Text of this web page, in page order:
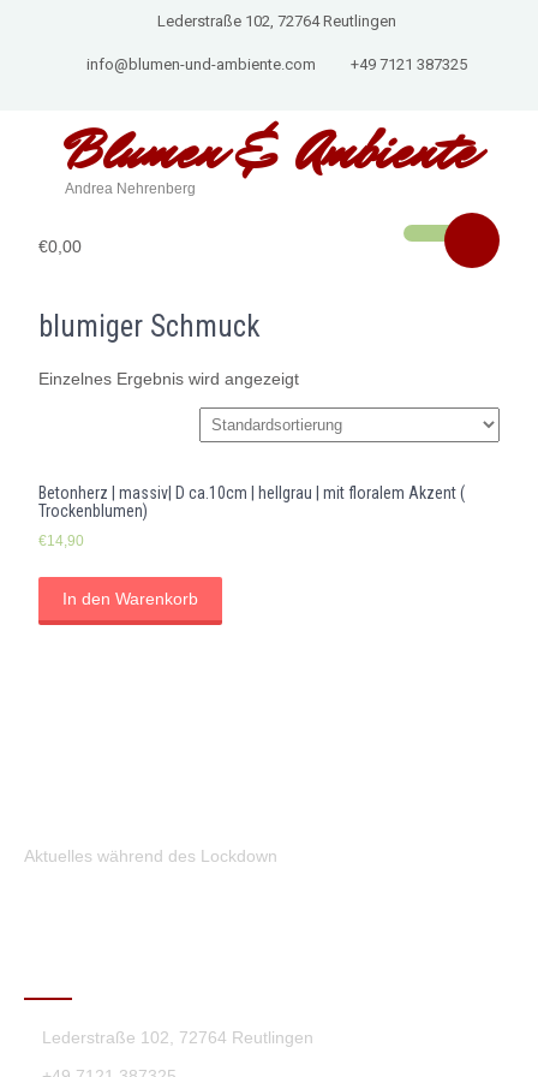
Lederstraße 102, 72764 Reutlingen
info@blumen-und-ambiente.com +49 7121 387325
Blumen & Ambiente
Andrea Nehrenberg
€0,00
blumiger Schmuck
Einzelnes Ergebnis wird angezeigt
Betonherz | massiv| D ca.10cm | hellgrau | mit floralem Akzent (
Trockenblumen)
€14,90
In den Warenkorb
Aktuelles während des Lockdown
Lederstraße 102, 72764 Reutlingen